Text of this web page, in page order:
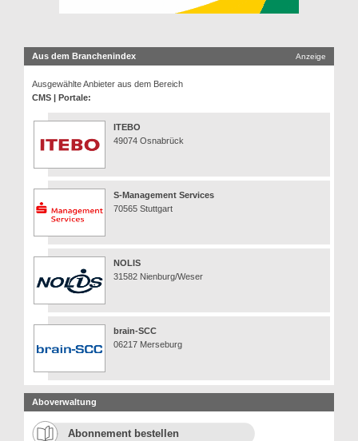
Aus dem Branchenindex Anzeige
Ausgewählte Anbieter aus dem Bereich
CMS | Portale:
ITEBO
49074 Osnabrück
S-Management Services
70565 Stuttgart
NOLIS
31582 Nienburg/Weser
brain-SCC
06217 Merseburg
Aboverwaltung
Abonnement bestellen